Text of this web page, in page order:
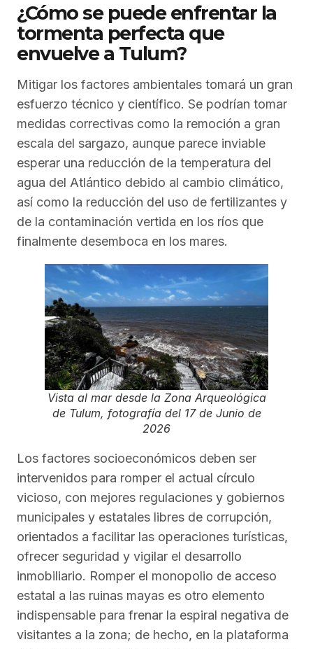
¿Cómo se puede enfrentar la
tormenta perfecta que
envuelve a Tulum?
Mitigar los factores ambientales tomará un gran
esfuerzo técnico y científico. Se podrían tomar
medidas correctivas como la remoción a gran
escala del sargazo, aunque parece inviable
esperar una reducción de la temperatura del
agua del Atlántico debido al cambio climático,
así como la reducción del uso de fertilizantes y
de la contaminación vertida en los ríos que
finalmente desemboca en los mares.
Vista al mar desde la Zona Arqueológica
de Tulum, fotografía del 17 de Junio de
2026
Los factores socioeconómicos deben ser
intervenidos para romper el actual círculo
vicioso, con mejores regulaciones y gobiernos
municipales y estatales libres de corrupción,
orientados a facilitar las operaciones turísticas,
ofrecer seguridad y vigilar el desarrollo
inmobiliario. Romper el monopolio de acceso
estatal a las ruinas mayas es otro elemento
indispensable para frenar la espiral negativa de
visitantes a la zona; de hecho, en la plataforma